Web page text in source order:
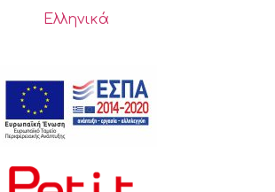
Ελληνικά